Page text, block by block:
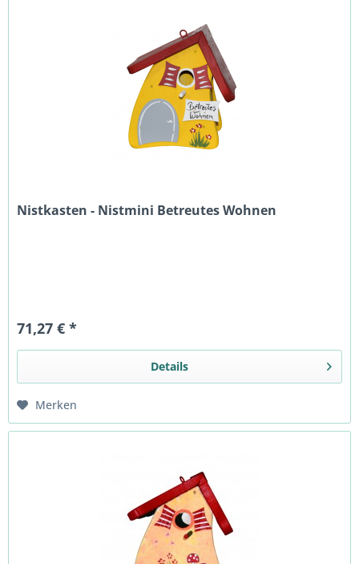
Nistkasten - Nistmini Betreutes Wohnen
71,27 € *
Details
Merken